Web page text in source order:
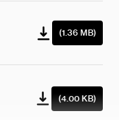
(1.36 MB)
(4.00 KB)